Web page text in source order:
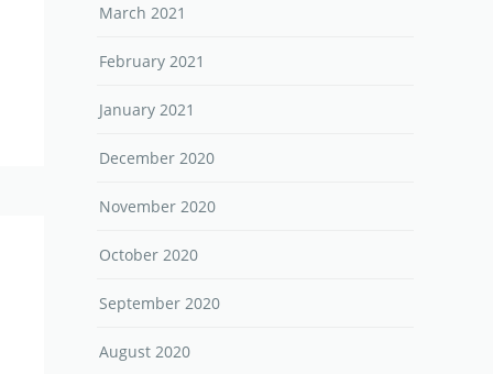
March 2021
February 2021
January 2021
December 2020
November 2020
October 2020
September 2020
August 2020